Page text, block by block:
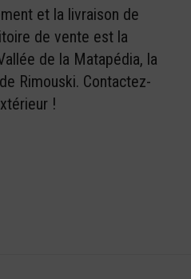
et la livraison de
de vente est la
de la Matapédia, la
Rimouski. Contactez-
!